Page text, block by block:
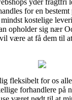
for en
kostelige
opholder sig nær
være at få dem til
fleksibelt for os
forhandlere på